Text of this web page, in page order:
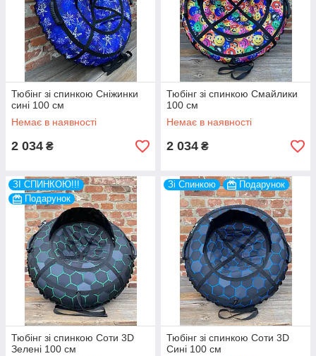
Тюбінг зі спинкою Сніжинки
сині 100 см
Немає в наявності
2 034 ₴
Тюбінг зі спинкою Смайлики
100 см
Немає в наявності
2 034 ₴
ЗІ СПИНКОЮ!!!
Подарунок
Тюбінг зі спинкою Соти 3D
Зелені 100 см
Зі Спинкою Подарунок
Тюбінг зі спинкою Соти 3D
Сині 100 см